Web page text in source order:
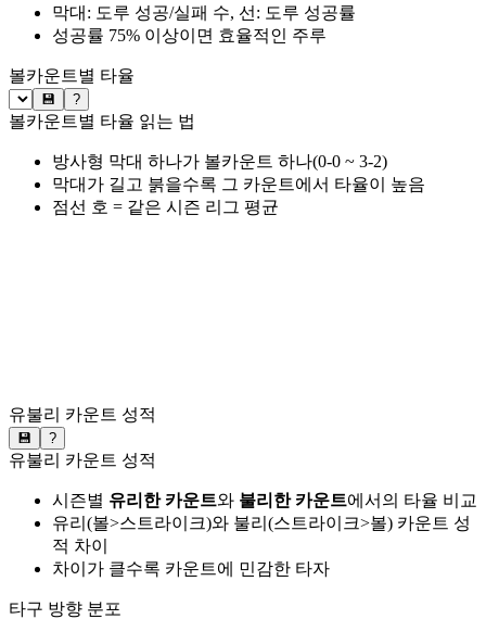
막대: 도루 성공/실패 수, 선: 도루 성공률
성공률 75% 이상이면 효율적인 주루
볼카운트별 타율
💾 ?
볼카운트별 타율 읽는 법
방사형 막대 하나가 볼카운트 하나(0-0 ~ 3-2)
막대가 길고 붉을수록 그 카운트에서 타율이 높음
점선 호 = 같은 시즌 리그 평균
유불리 카운트 성적
💾 ?
유불리 카운트 성적
시즌별 유리한 카운트와 불리한 카운트에서의 타율 비교
유리(볼>스트라이크)와 불리(스트라이크>볼) 카운트 성
적 차이
차이가 클수록 카운트에 민감한 타자
타구 방향 분포